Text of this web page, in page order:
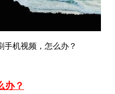
手机视频，怎么办？
办？